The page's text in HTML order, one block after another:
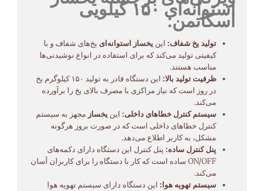
استوانه‌ای ۱۵۰ کیلویی
اسکاتمن:
تولید یخ شفاف: این یخساز استوانه‌ای یخ‌های شفاف و با
کیفیتی تولید می‌کند که برای استفاده در انواع نوشیدنی‌ها
مناسب هستند.
ظرفیت تولید بالا:
این دستگاه قادر به تولید ۱۵۰ کیلوگرم یخ
در روز است که نیاز مراکزی با مصرف بالای یخ را برآورده
می‌کند.
سیستم کنترل خطاهای داخلی: این یخساز مجهز به سیستم
کنترل خطاهای داخلی است که در صورت بروز هرگونه
مشکل، به کاربر اطلاع می‌دهد.
پنل کنترل ساده: پنل کنترل این دستگاه دارای دکمه‌های
ON/OFF ساده است که کار با دستگاه را برای کاربران آسان
می‌کند.
سیستم تهویه هوا: این دستگاه دارای سیستم تهویه هوا